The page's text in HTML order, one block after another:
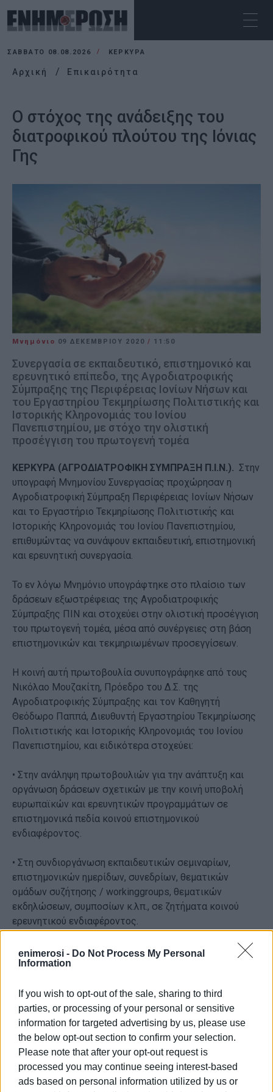
enimerosi - Do Not Process My Personal
Information
If you wish to opt-out of the sale, sharing to third
parties, or processing of your personal or sensitive
information for targeted advertising by us, please use
the below opt-out section to confirm your selection.
Please note that after your opt-out request is
processed you may continue seeing interest-based
ads based on personal information utilized by us or
ΣΆΒΒΑΤΟ 08.08.2026 ΚΕΡΚΥΡΑ
Αρχική Επικαιρότητα
Ο στόχος της ανάδειξης του
διατροφικού πλούτου της Ιόνιας
Γης
Μνημόνιο 09 ΔΕΚΕΜΒΡΊΟΥ 2020 / 11:50
Συνεργασία σε εκπαιδευτικό, επιστημονικό και
ερευνητικό επίπεδο, της Αγροδιατροφικής
Σύμπραξης της Περιφέρειας Ιονίων Νήσων και
του Εργαστηρίου Τεκμηρίωσης Πολιτιστικής και
Ιστορικής Κληρονομιάς του Ιονίου
Πανεπιστημίου, με στόχο την ολιστική
προσέγγιση του πρωτογενή τομέα
ΚΕΡΚΥΡΑ (ΑΓΡΟΔΙΑΤΡΟΦΙΚΗ ΣΥΜΠΡΑΞΗ Π.Ι.Ν.). Στην
υπογραφή Μνημονίου Συνεργασίας προχώρησαν η
Αγροδιατροφική Σύμπραξη Περιφέρειας Ιονίων Νήσων
και το Εργαστήριο Τεκμηρίωσης Πολιτιστικής και
Ιστορικής Κληρονομιάς του Ιονίου Πανεπιστημίου,
επιθυμώντας να συνάψουν εκπαιδευτική, επιστημονική
και ερευνητική συνεργασία.
Το εν λόγω Μνημόνιο υπογράφτηκε στο πλαίσιο των
δράσεων εξωστρέφειας της Αγροδιατροφικής
Σύμπραξης ΠΙΝ και στοχεύει στην ολιστική προσέγγιση
του πρωτογενή τομέα, μέσα από συνέργειες στη βάση
επιστημονικών και τεκμηριωμένων προσεγγίσεων.
Η κοινή αυτή πρωτοβουλία συνυπογράφηκε από τους
Νικόλαο Μουζακίτη, Πρόεδρο του Δ.Σ. της
Αγροδιατροφικής Σύμπραξης και τον Καθηγητή
Θεόδωρο Παππά, Διευθυντή Εργαστηρίου Τεκμηρίωσης
Πολιτιστικής και Ιστορικής Κληρονομιάς του Ιονίου
Πανεπιστημίου, και ειδικότερα στοχεύει:
• Στην ανάληψη πρωτοβουλιών για την ανάπτυξη και
οργάνωση δράσεων σχετικών με την κοινή υποβολή
ευρωπαϊκών και ερευνητικών προγραμμάτων σε
επιστημονικά πεδία κοινού επιστημονικού
ενδιαφέροντος.
• Στη συνδιοργάνωση εκπαιδευτικών σεμιναρίων,
επιστημονικών ημερίδων, συνεδρίων, θεματικών
ομάδων συζήτησης / workinggroups, θεματικών
εκδηλώσεων, συμποσίων κ.λπ., σε ζητήματα κοινού
ερευνητικού ενδιαφέροντος.
• Στην ανάπτυξη κοινών ερευνητικών δραστηριοτήτων
και μεταφορά τεχνογνωσίας.
• Στη συνεργασία - δικτύωση μεταξύ των ερευνητικών
εργαστηρίων, ομάδων, υπηρεσιών και από κοινού
αξιοποίηση υπαρχουσών υποδομών και τεχνογνωσίας.
Ο Πρόεδρος της Σύμπραξης, Νικόλαος Μουζακίτης,
επιγραμματικά δήλωσε τη σημασία της συνεργασίας
του Ιόνιου Πανεπιστημίου με την τοπική αυτοδιοίκηση,